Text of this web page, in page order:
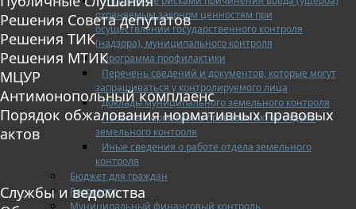
охраняемым законом ценностям при
осуществлении государственного контроля
(надзора), муниципального контроля
Программа профилактики
Перечень сведений и документов, которые могут
запрашиваться у контролируемого лица
Доклады муниципального земельного контроля
Проекты нормативно-правовых актов отдела
земельного контроля
Иные сведения о работе отдела земельного
контроля
Бюджет для граждан
Росреестр
Муниципальный финансовый контроль
Решения Совета депутатов
Решения ТИК
Решения МТИК
МЦУР
Антимонопольный комплаенс
Порядок обжалования нормативных правовых
актов
Службы и ведомства